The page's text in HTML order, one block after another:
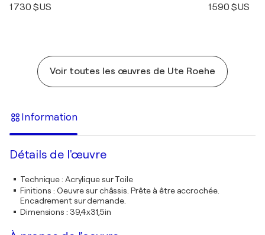
1 730 $US 1 590 $US
Voir toutes les œuvres de Ute Roehe
Information
Détails de l'œuvre
Technique: Acrylique sur Toile
Finitions : Oeuvre sur châssis. Prête à être accrochée.
Encadrement sur demande.
Dimensions : 39,4x31,5in